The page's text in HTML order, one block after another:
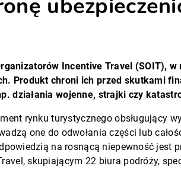
Incentive Travel (SOIT),
Produkt chroni ich przed skutkami
działania wojenne, strajki czy
rynku turystycznego obsługujący
one do odwołania części lub
na rosnącą niepewność jest
skupiającym 22 biura podróży,